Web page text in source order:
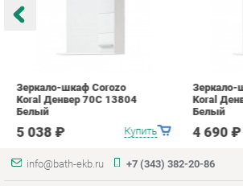
Коллекции
Шкафы в ванную
Комоды для ванной
Умывальники с тумбой
Тумбы под раковину
О проекте
Контакты
Дизайн
Доставка и Оплата
Скидки и Акции